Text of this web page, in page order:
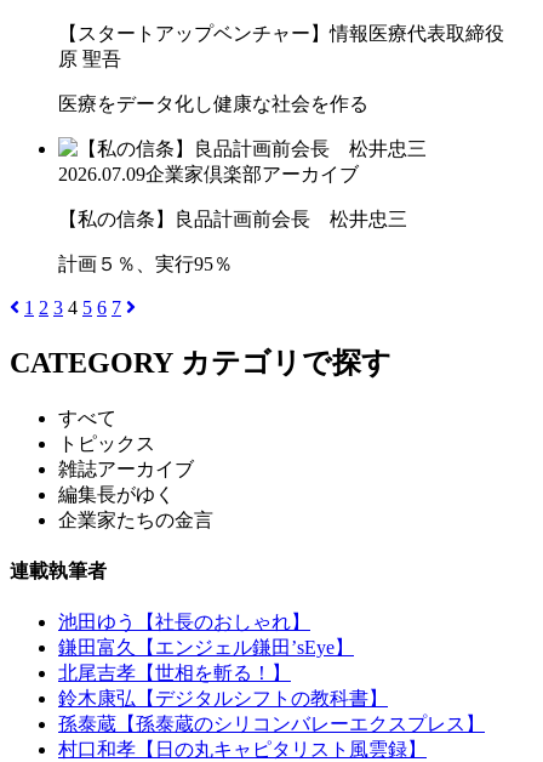
【スタートアップベンチャー】情報医療代表取締役
原 聖吾
医療をデータ化し健康な社会を作る
2026.07.09企業家倶楽部アーカイブ
【私の信条】良品計画前会長 松井忠三
計画５％、実行95％
1 2 3 4 5 6 7
CATEGORY カテゴリで探す
すべて
トピックス
雑誌アーカイブ
編集長がゆく
企業家たちの金言
連載執筆者
池田ゆう【社長のおしゃれ】
鎌田富久【エンジェル鎌田’sEye】
北尾吉孝【世相を斬る！】
鈴木康弘【デジタルシフトの教科書】
孫泰蔵【孫泰蔵のシリコンバレーエクスプレス】
村口和孝【日の丸キャピタリスト風雲録】